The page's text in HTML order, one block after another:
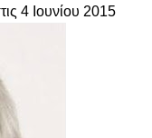
4 Ιουνίου 2015